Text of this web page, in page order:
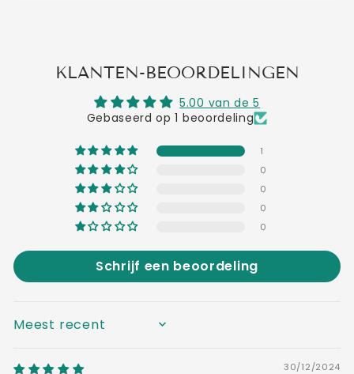
KLANTEN-BEOORDELINGEN
5.00 van de 5
Gebaseerd op 1 beoordeling
1
0
0
0
0
Schrijf een beoordeling
SORT BY
30/12/2024